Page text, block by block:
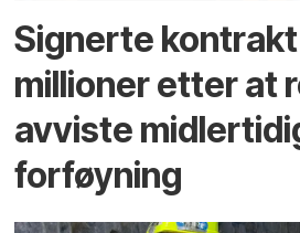
Signerte
millioner etter at
avviste
forføyning